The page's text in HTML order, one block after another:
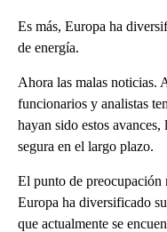
Es más, Europa ha
de energía.
Ahora las malas noticias.
funcionarios y analistas
hayan sido estos
segura en el largo plazo.
El punto de preocupación
Europa ha diversificado
que actualmente se